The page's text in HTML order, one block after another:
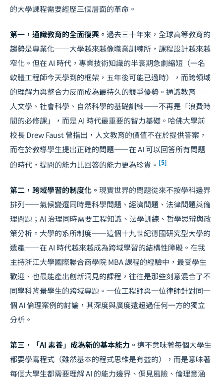
的大學課程需要經歷三個層面的革命。
第一，通識教育的全面復興。 過去三十年來，全球高等教育的
趨勢是專業化——大學越來越像職業訓練所，課程設計越來越
窄化。但在 AI 時代，專業技術知識的半衰期急劇縮短（一名
軟體工程師今天學到的框架，五年後可能已過時），而跨領域
的理解力與整合力反而成為最持久的競爭優勢。通識教育——
人文學、社會科學、自然科學的基礎訓練——不再是「浪費時
間的必修課」，而是 AI 時代最重要的智力基礎。哈佛大學前
校長 Drew Faust 曾指出，人文教育的價值不在於提供答案，
而在於教導學生提出正確的問題——在 AI 可以回答所有問題
的時代，提問的能力比回答的能力更為珍貴。 [5]
第二，跨域學習的制度化。 現實世界的問題從來不按學科邊界
排列——氣候變遷同時是科學問題、經濟問題、法律問題與倫
理問題； AI 治理同時需要工程知識、法學訓練、哲學思辨與政
策分析。大學的系所制度——這個十九世紀德國研究型大學的
遺產——在 AI 時代越來越成為跨域學習的結構性障礙。在我
主持浙江大學國際聯合商學院 MBA 課程的經驗中，最受學生
歡迎、也最能產出創新洞見的課程，往往是那些刻意混合了不
同學科背景學生的跨域專題。一位工程師與一位律師針對同一
個 AI 倫理案例的討論，其深度與廣度遠超過任何一方的獨立
分析。
第三，「AI 素養」成為新的基本能力。 這不意味著每個大學生
都要學寫程式（雖然基本的程式思維是有益的），而是意味著
每個大學生都需要理解 AI 的能力邊界、偏見風險、倫理意涵